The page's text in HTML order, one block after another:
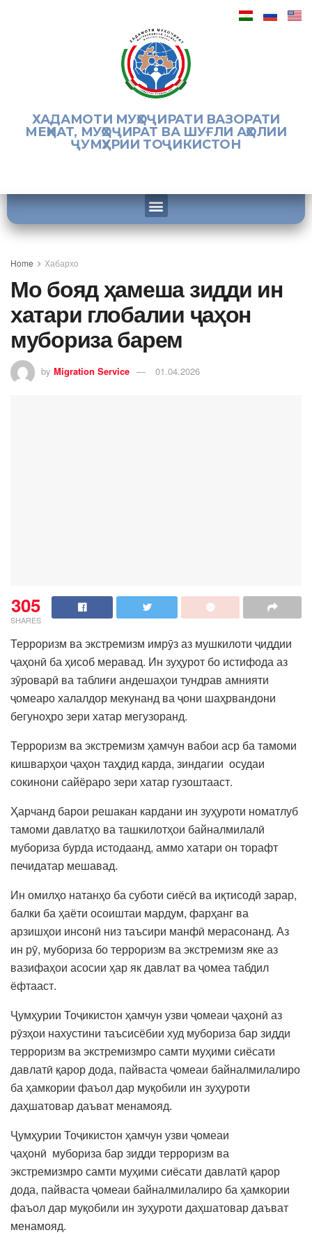
ХАДАМОТИ МУҲОҶИРАТИ ВАЗОРАТИ
МЕҲНАТ, МУҲОҶИРАТ ВА ШУҒЛИ АҲОЛИИ
ҶУМҲУРИИ ТОҶИКИСТОН
Home Хабархо
Мо бояд ҳамеша зидди ин
хатари глобалии ҷаҳон
мубориза барем
by Migration Service 01.04.2026
305
SHARES
Терроризм ва экстремизм имрӯз аз мушкилоти ҷиддии
ҷаҳонӣ ба ҳисоб меравад. Ин зуҳурот бо истифода аз
зӯроварӣ ва таблиғи андешаҳои тундрав амнияти
ҷомеаро халалдор мекунанд ва ҷони шаҳрвандони
бегуноҳро зери хатар мегузоранд.
Терроризм ва экстремизм ҳамчун вабои аср ба тамоми
кишварҳои ҷаҳон таҳдид карда, зиндагии осудаи
сокинони сайёраро зери хатар гузоштааст.
Ҳарчанд барои решакан кардани ин зуҳуроти номатлуб
тамоми давлатҳо ва ташкилотҳои байналмилалӣ
мубориза бурда истодаанд, аммо хатари он торафт
печидатар мешавад.
Ин омилҳо натанҳо ба суботи сиёсӣ ва иқтисодӣ зарар,
балки ба ҳаёти осоиштаи мардум, фарҳанг ва
арзишҳои инсонӣ низ таъсири манфӣ мерасонанд. Аз
ин рӯ, мубориза бо терроризм ва экстремизм яке аз
вазифаҳои асосии ҳар як давлат ва ҷомеа табдил
ёфтааст.
Ҷумҳурии Тоҷикистон ҳамчун узви ҷомеаи ҷаҳонӣ аз
рӯзҳои нахустини таъсисёбии худ мубориза бар зидди
терроризм ва экстремизмро самти муҳими сиёсати
давлатӣ қарор дода, пайваста ҷомеаи байналмилалиро
ба ҳамкории фаъол дар муқобили ин зуҳуроти
даҳшатовар даъват менамояд.
Ҷумҳурии Тоҷикистон ҳамчун узви ҷомеаи
ҷаҳонӣ мубориза бар зидди терроризм ва
экстремизмро самти муҳими сиёсати давлатӣ қарор
дода, пайваста ҷомеаи байналмилалиро ба ҳамкории
фаъол дар муқобили ин зуҳуроти даҳшатовар даъват
менамояд.